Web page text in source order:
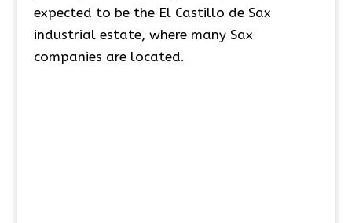
expected to be the El Castillo de Sax
industrial estate, where many Sax
companies are located.